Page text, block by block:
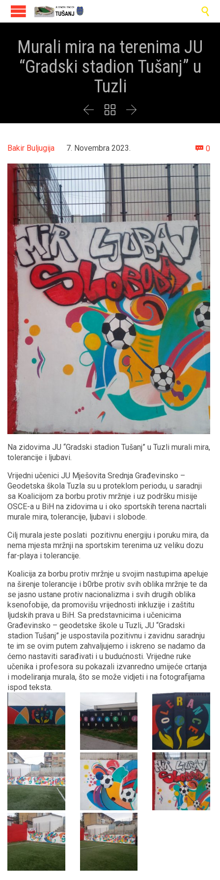

Murali mira na terenima JU
“Gradski stadion Tušanj” u
Tuzli
  
Bakir Buljugija 7. Novembra 2023.  0
Na zidovima JU “Gradski stadion Tušanj” u Tuzli murali mira,
tolerancije i ljubavi.
Vrijedni učenici JU Mješovita Srednja Građevinsko –
Geodetska škola Tuzla su u proteklom periodu, u saradnji
sa Koalicijom za borbu protiv mržnje i uz podršku misije
OSCE-a u BiH na zidovima u i oko sportskih terena nacrtali
murale mira, tolerancije, ljubavi i slobode.
Cilj murala jeste poslati pozitivnu energiju i poruku mira, da
nema mjesta mržnji na sportskim terenima uz veliku dozu
far-playa i tolerancije.
Koalicija za borbu protiv mržnje u svojim nastupima apeluje
na širenje tolerancije i b0rbe protiv svih oblika mržnje te da
se jasno ustane protiv nacionalizma i svih drugih oblika
ksenofobije, da promovišu vrijednosti inkluzije i zaštitu
ljudskih prava u BiH. Sa predstavnicima i učenicima
Građevinsko – geodetske škole u Tuzli, JU “Gradski
stadion Tušanj” je uspostavila pozitivnu i zavidnu saradnju
te im se ovim putem zahvaljujemo i iskreno se nadamo da
ćemo nastaviti sarađivati i u budućnosti. Vrijedne ruke
učenika i profesora su pokazali izvanredno umijeće crtanja
i modeliranja murala, što se može vidjeti i na fotografijama
ispod teksta.